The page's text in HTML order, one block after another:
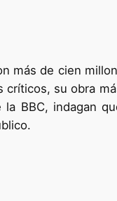
más de cien
críticos, su obra
la BBC, indagan